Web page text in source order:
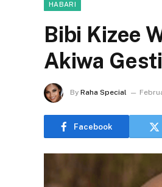
HABARI
Bibi Kizee
Akiwa
By Raha Special
Facebook